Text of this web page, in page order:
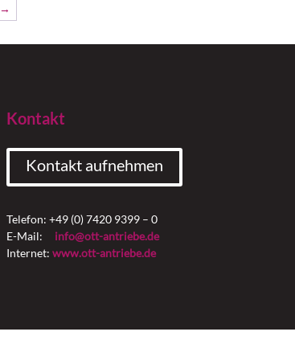
→
Kontakt
Kontakt aufnehmen
Telefon: +49 (0) 7420 9399 – 0
E-Mail: info@ott-antriebe.de
Internet:www.ott-antriebe.de